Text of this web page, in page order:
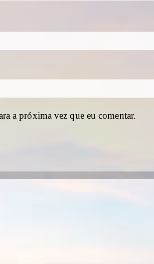
a próxima vez que eu comentar.